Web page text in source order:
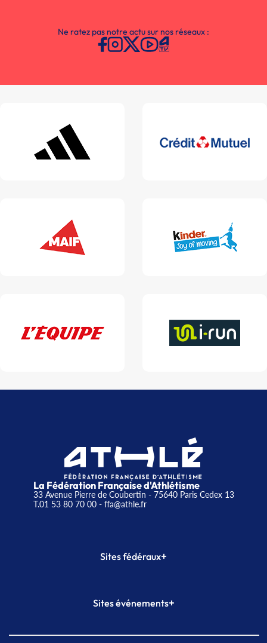
Ne ratez pas notre actu sur nos réseaux :
La Fédération Française d'Athlétisme
33 Avenue Pierre de Coubertin - 75640 Paris Cedex 13
T.01 53 80 70 00- ffa@athle.fr
Sites fédéraux+
Plateforme Formation
Sites événements+
Meeting de Paris indoor